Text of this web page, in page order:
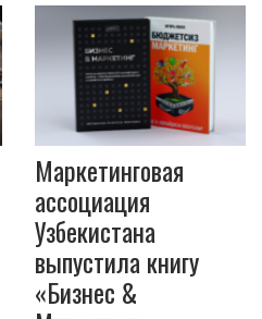
Маркетинговая
ассоциация
Узбекистана
выпустила книгу
«Бизнес &